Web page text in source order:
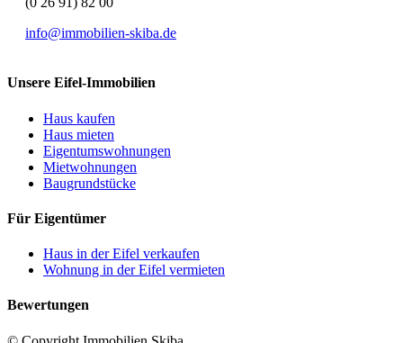
info@immobilien-skiba.de
Unsere Eifel-Immobilien
Haus kaufen
Haus mieten
Eigentumswohnungen
Mietwohnungen
Baugrundstücke
Für Eigentümer
Haus in der Eifel verkaufen
Wohnung in der Eifel vermieten
Bewertungen